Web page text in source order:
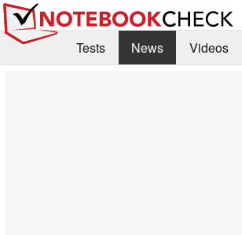
Tests News
Videos